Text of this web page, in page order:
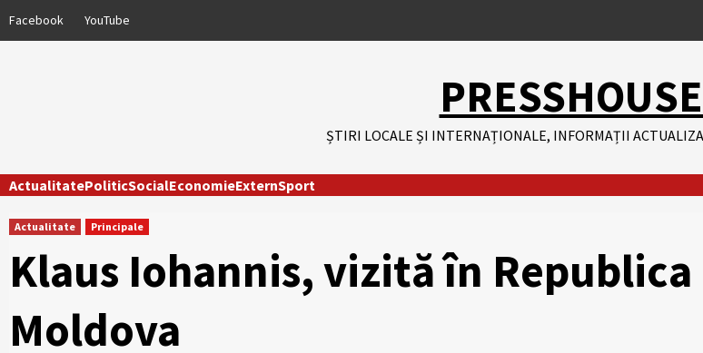
Facebook YouTube
ȘTIRI LOCALE ȘI INTERNAȚIONALE, INFORMAȚII
ActualitatePoliticSocialEconomieExternSport
Actualitate Principale
Klaus Iohannis, vizită în Republica
Moldova